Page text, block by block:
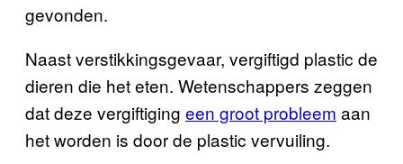
gevonden.
Naast verstikkingsgevaar, vergiftigd plastic de
dieren die het eten. Wetenschappers zeggen
dat deze vergiftiging een groot probleem aan
het worden is door de plastic vervuiling.